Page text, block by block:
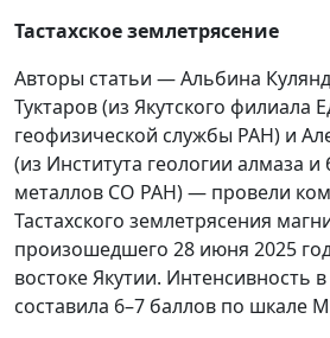
Тастахское землетрясение
Авторы статьи — Альбина
Туктаров (из Якутского филиала
геофизической службы РАН) и
(из Института геологии алмаза
металлов СО РАН) — провели
Тастахского землетрясения
произошедшего 28 июня 2025
востоке Якутии. Интенсивность
составила 6–7 баллов по шкале